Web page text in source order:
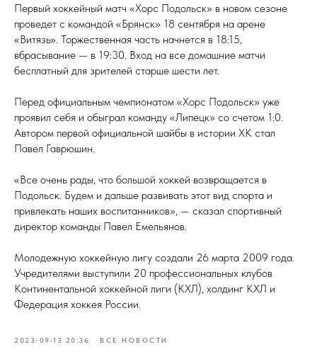
Первый хоккейный матч «Хорс Подольск» в новом сезоне
проведет с командой «Брянск» 18 сентября на арене
«Витязь». Торжественная часть начнется в 18:15,
вбрасывание — в 19:30. Вход на все домашние матчи
бесплатный для зрителей старше шести лет.⁣⁣⠀
Перед официальным чемпионатом «Хорс Подольск» уже
проявил себя и обыграл команду «Липецк» со счетом 1:0.
Автором первой официальной шайбы в истории ХК стал
Павел Гаврюшин.⁣⁣⠀
«Все очень рады, что большой хоккей возвращается в
Подольск. Будем и дальше развивать этот вид спорта и
привлекать наших воспитанников», — сказал спортивный
директор команды Павел Емельянов.⁣⁣⠀
⁣⁣Молодежную хоккейную лигу создали 26 марта 2009 года.
Учредителями выступили 20 профессиональных клубов
Континентальной хоккейной лиги (КХЛ), холдинг КХЛ и
Федерация хоккея России.
2023-09-13 20:36 ВСЕ НОВОСТИ